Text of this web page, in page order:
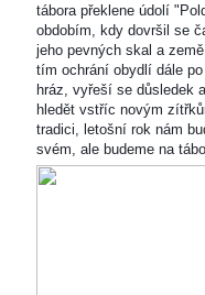
tábora překlene údolí
obdobím, kdy dovršil se
jeho pevných skal a
tím ochrání obydlí dále
hráz, vyřeší se důsledek
hledět vstříc novým
tradici, letošní rok nám
svém, ale budeme na